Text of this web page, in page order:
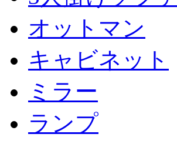
オットマン
キャビネット
ミラー
ランプ